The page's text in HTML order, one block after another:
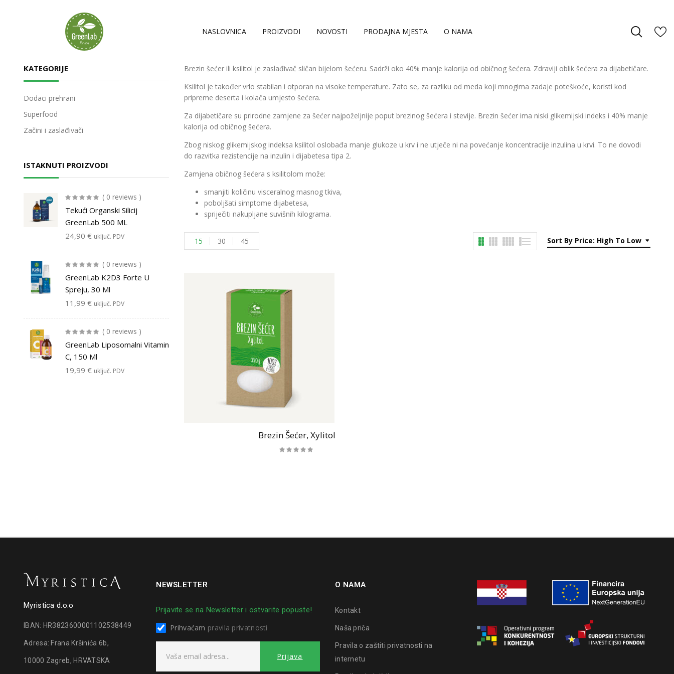
NASLOVNICA PROIZVODI NOVOSTI PRODAJNA MJESTA O NAMA
KATEGORIJE
Dodaci prehrani
Superfood
Začini i zaslađivači
ISTAKNUTI PROIZVODI
( 0 reviews )
Tekući Organski Silicij
GreenLab 500 ML
24,90 € uključ. PDV
( 0 reviews )
GreenLab K2D3 Forte U
Spreju, 30 Ml
11,99 € uključ. PDV
( 0 reviews )
GreenLab Liposomalni Vitamin
C, 150 Ml
19,99 € uključ. PDV
Brezin šećer ili ksilitol je zaslađivač sličan bijelom šećeru. Sadrži oko 40% manje kalorija od običnog šećera. Zdraviji oblik šećera za dijabetičare.
Ksilitol je također vrlo stabilan i otporan na visoke temperature. Zato se, za razliku od meda koji mnogima zadaje poteškoće, koristi kod
pripreme deserta i kolača umjesto šećera.
Za dijabetičare su prirodne zamjene za šećer najpoželjnije poput brezinog šećera i stevije. Brezin šećer ima niski glikemijski indeks i 40% manje
kalorija od običnog šećera.
Zbog niskog glikemijskog indeksa ksilitol oslobađa manje glukoze u krv i ne utječe ni na povećanje koncentracije inzulina u krvi. To ne dovodi
do razvitka rezistencije na inzulin i dijabetesa tipa 2.
Zamjena običnog šećera s ksilitolom može:
smanjiti količinu visceralnog masnog tkiva,
poboljšati simptome dijabetesa,
spriječiti nakupljane suvišnih kilograma.
Sort By Price: High To Low
15 30 45
Brezin Šećer, Xylitol
Myristica d.o.o
IBAN: HR3823600001102538449
Adresa: Frana Kršinića 6b,
10000 Zagreb, HRVATSKA
NEWSLETTER
Prijavite se na Newsletter i ostvarite popuste!
Prihvaćam pravila privatnosti
O NAMA
Kontakt
Naša priča
Pravila o zaštiti privatnosti na
internetu